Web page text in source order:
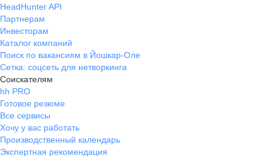
HeadHunter API
Партнерам
Инвесторам
Каталог компаний
Поиск по вакансиям в Йошкар-Оле
Сетка: соцсеть для нетворкинга
Соискателям
hh PRO
Готовое резюме
Все сервисы
Хочу у вас работать
Производственный календарь
Экспертная рекомендация